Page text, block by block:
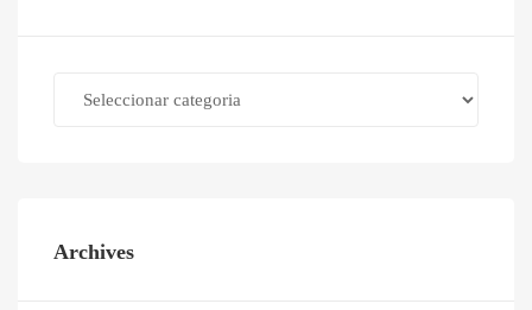
Archives